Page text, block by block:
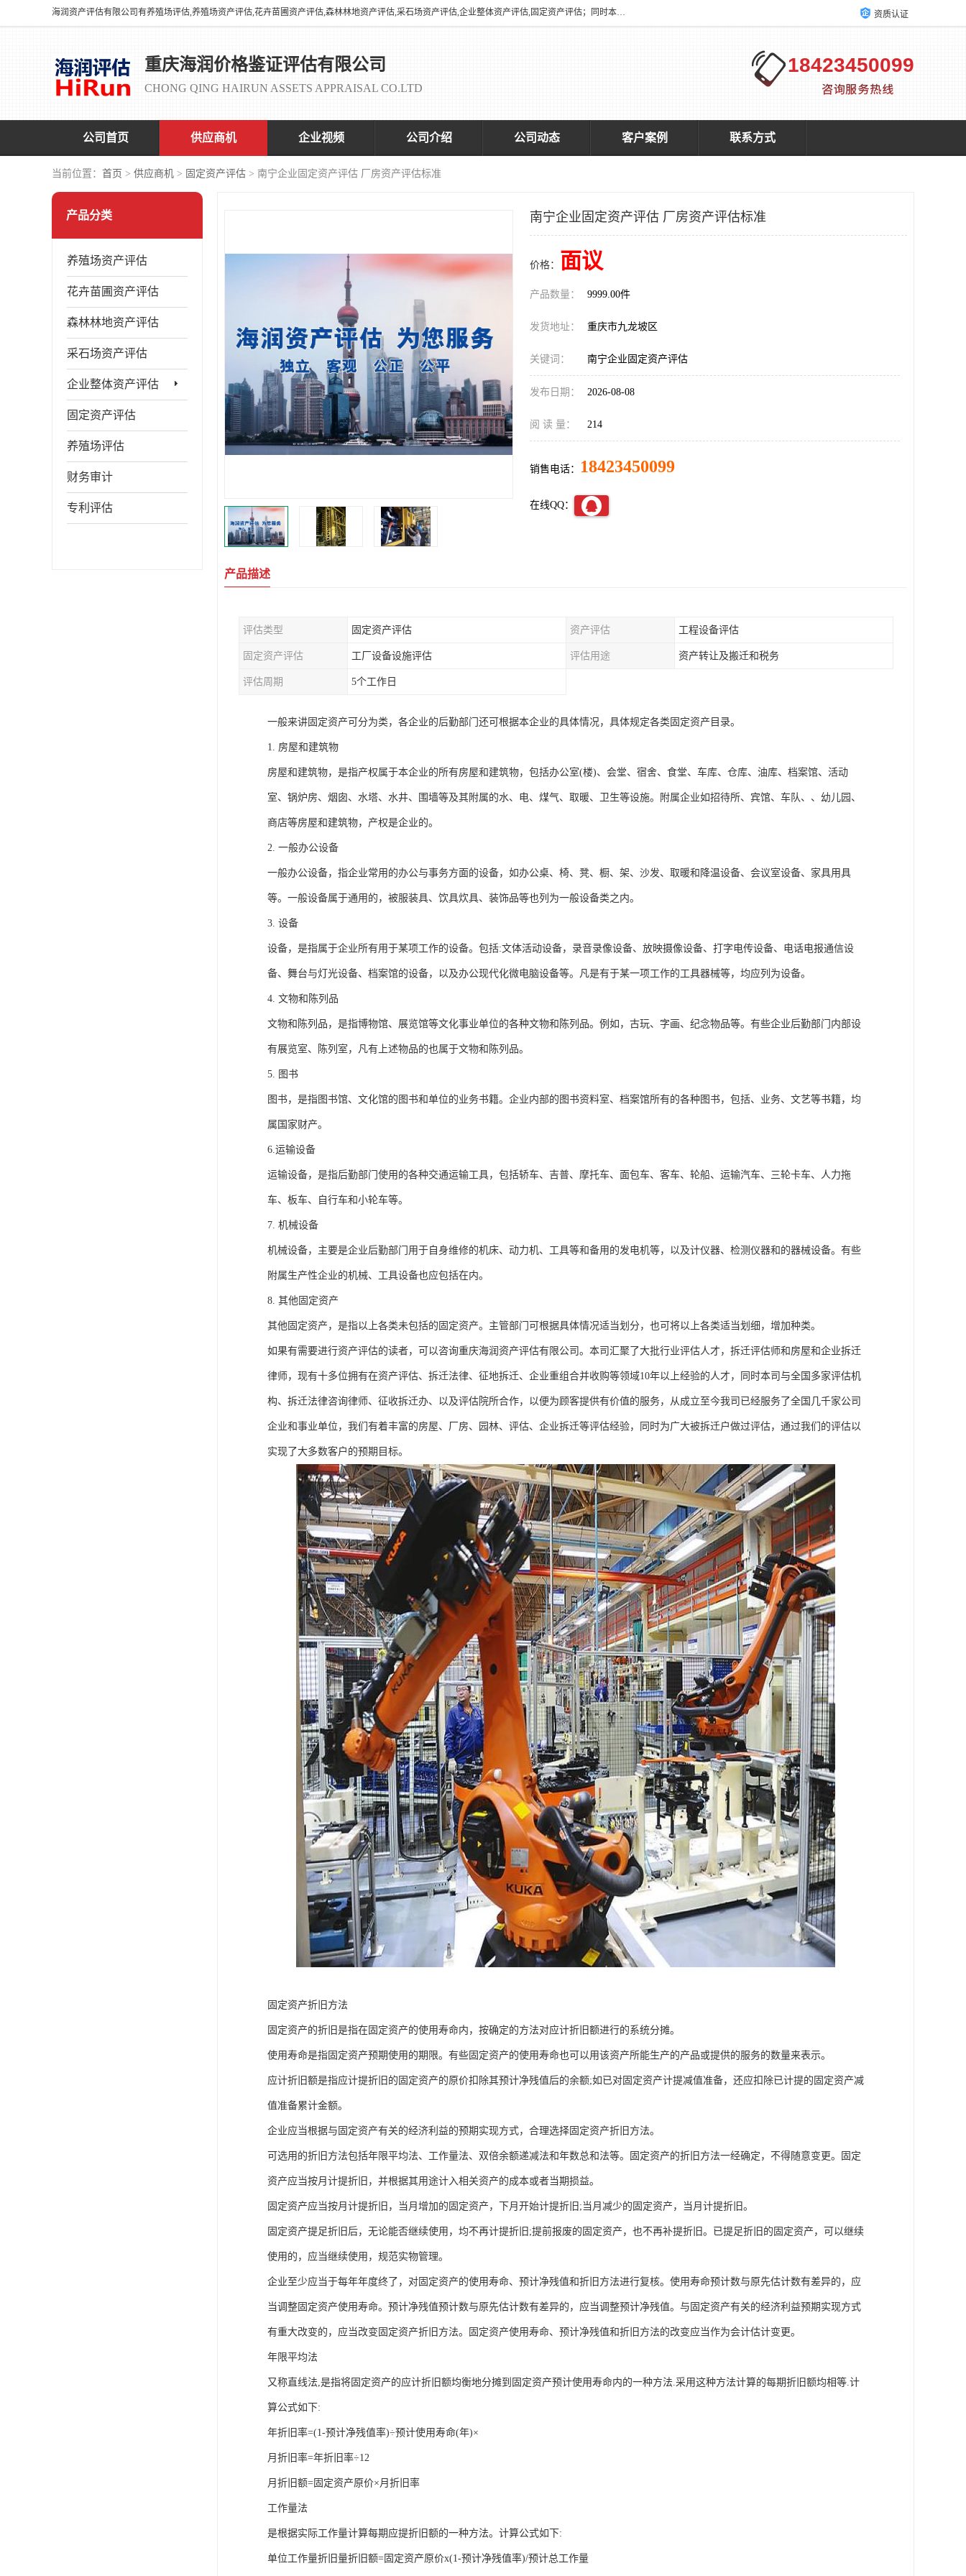
海润资产评估有限公司有养殖场评估,养殖场资产评估,花卉苗圃资产评估,森林林地资产评估,采石场资产评估,企业整体资产评估,固定资产评估；同时本司与全国多家着名评估机构、拆迁法律咨询律师、征收拆迁办、以及评估院校合作，以便为顾客提供有价值的服务。 资质认证
重庆海润价格鉴证评估有限公司
CHONG QING HAIRUN ASSETS APPRAISAL CO.LTD
18423450099
公司首页 供应商机 企业视频 公司介绍 公司动态 客户案例 联系方式
当前位置： 首页 > 供应商机 > 固定资产评估 > 南宁企业固定资产评估 厂房资产评估标准
产品分类
养殖场资产评估
花卉苗圃资产评估
森林林地资产评估
采石场资产评估
企业整体资产评估
固定资产评估
养殖场评估
财务审计
专利评估
南宁企业固定资产评估 厂房资产评估标准
价格： 面议
产品数量： 9999.00件
发货地址： 重庆市九龙坡区
关键词： 南宁企业固定资产评估
发布日期： 2026-08-08
阅 读 量： 214
销售电话： 18423450099
在线QQ：
产品描述
评估类型 固定资产评估 资产评估 工程设备评估
固定资产评估 工厂设备设施评估 评估用途 资产转让及搬迁和税务
评估周期 5个工作日
一般来讲固定资产可分为类，各企业的后勤部门还可根据本企业的具体情况，具体规定各类固定资产目录。
1. 房屋和建筑物
房屋和建筑物，是指产权属于本企业的所有房屋和建筑物，包括办公室(楼)、会堂、宿舍、食堂、车库、仓库、油库、档案馆、活动
室、锅炉房、烟囱、水塔、水井、围墙等及其附属的水、电、煤气、取暖、卫生等设施。附属企业如招待所、宾馆、车队、、幼儿园、
商店等房屋和建筑物，产权是企业的。
2. 一般办公设备
一般办公设备，指企业常用的办公与事务方面的设备，如办公桌、椅、凳、橱、架、沙发、取暖和降温设备、会议室设备、家具用具
等。一般设备属于通用的，被服装具、饮具炊具、装饰品等也列为一般设备类之内。
3. 设备
设备，是指属于企业所有用于某项工作的设备。包括:文体活动设备，录音录像设备、放映摄像设备、打字电传设备、电话电报通信设
备、舞台与灯光设备、档案馆的设备，以及办公现代化微电脑设备等。凡是有于某一项工作的工具器械等，均应列为设备。
4. 文物和陈列品
文物和陈列品，是指博物馆、展览馆等文化事业单位的各种文物和陈列品。例如，古玩、字画、纪念物品等。有些企业后勤部门内部设
有展览室、陈列室，凡有上述物品的也属于文物和陈列品。
5. 图书
图书，是指图书馆、文化馆的图书和单位的业务书籍。企业内部的图书资料室、档案馆所有的各种图书，包括、业务、文艺等书籍，均
属国家财产。
6.运输设备
运输设备，是指后勤部门使用的各种交通运输工具，包括轿车、吉普、摩托车、面包车、客车、轮船、运输汽车、三轮卡车、人力拖
车、板车、自行车和小轮车等。
7. 机械设备
机械设备，主要是企业后勤部门用于自身维修的机床、动力机、工具等和备用的发电机等，以及计仪器、检测仪器和的器械设备。有些
附属生产性企业的机械、工具设备也应包括在内。
8. 其他固定资产
其他固定资产，是指以上各类未包括的固定资产。主管部门可根据具体情况适当划分，也可将以上各类适当划细，增加种类。
如果有需要进行资产评估的读者，可以咨询重庆海润资产评估有限公司。本司汇聚了大批行业评估人才，拆迁评估师和房屋和企业拆迁
律师，现有十多位拥有在资产评估、拆迁法律、征地拆迁、企业重组合并收购等领域10年以上经验的人才，同时本司与全国多家评估机
构、拆迁法律咨询律师、征收拆迁办、以及评估院所合作，以便为顾客提供有价值的服务，从成立至今我司已经服务了全国几千家公司
企业和事业单位，我们有着丰富的房屋、厂房、园林、评估、企业拆迁等评估经验，同时为广大被拆迁户做过评估，通过我们的评估以
实现了大多数客户的预期目标。
固定资产折旧方法
固定资产的折旧是指在固定资产的使用寿命内，按确定的方法对应计折旧额进行的系统分摊。
使用寿命是指固定资产预期使用的期限。有些固定资产的使用寿命也可以用该资产所能生产的产品或提供的服务的数量来表示。
应计折旧额是指应计提折旧的固定资产的原价扣除其预计净残值后的余额;如已对固定资产计提减值准备，还应扣除已计提的固定资产减
值准备累计金额。
企业应当根据与固定资产有关的经济利益的预期实现方式，合理选择固定资产折旧方法。
可选用的折旧方法包括年限平均法、工作量法、双倍余额递减法和年数总和法等。固定资产的折旧方法一经确定，不得随意变更。固定
资产应当按月计提折旧，并根据其用途计入相关资产的成本或者当期损益。
固定资产应当按月计提折旧，当月增加的固定资产，下月开始计提折旧;当月减少的固定资产，当月计提折旧。
固定资产提足折旧后，无论能否继续使用，均不再计提折旧;提前报废的固定资产，也不再补提折旧。已提足折旧的固定资产，可以继续
使用的，应当继续使用，规范实物管理。
企业至少应当于每年年度终了，对固定资产的使用寿命、预计净残值和折旧方法进行复核。使用寿命预计数与原先估计数有差异的，应
当调整固定资产使用寿命。预计净残值预计数与原先估计数有差异的，应当调整预计净残值。与固定资产有关的经济利益预期实现方式
有重大改变的，应当改变固定资产折旧方法。固定资产使用寿命、预计净残值和折旧方法的改变应当作为会计估计变更。
年限平均法
又称直线法,是指将固定资产的应计折旧额均衡地分摊到固定资产预计使用寿命内的一种方法.采用这种方法计算的每期折旧额均相等.计
算公式如下:
年折旧率=(1-预计净残值率)÷预计使用寿命(年)×
月折旧率=年折旧率÷12
月折旧额=固定资产原价×月折旧率
工作量法
是根据实际工作量计算每期应提折旧额的一种方法。计算公式如下:
单位工作量折旧量折旧额=固定资产原价x(1-预计净残值率)/预计总工作量